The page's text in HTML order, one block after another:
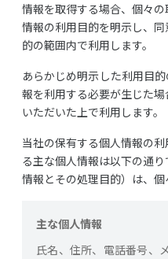
情報を取得する場合、個々
情報の利用目的を明示し、
的の範囲内で利用します。
あらかじめ明示した利用目
報を利用する必要が生じた
いただいた上で利用します。
当社の保有する個人情報の
る主な個人情報は以下の通
情報とその処理目的）は、個
主な個人情報
氏名、住所、電話番号、